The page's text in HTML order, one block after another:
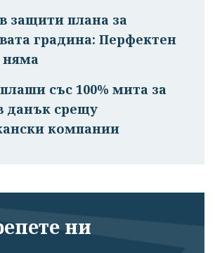
защити плана за
градина: Перфектен
няма
със 100% мита за
данък срещу
компании
ни